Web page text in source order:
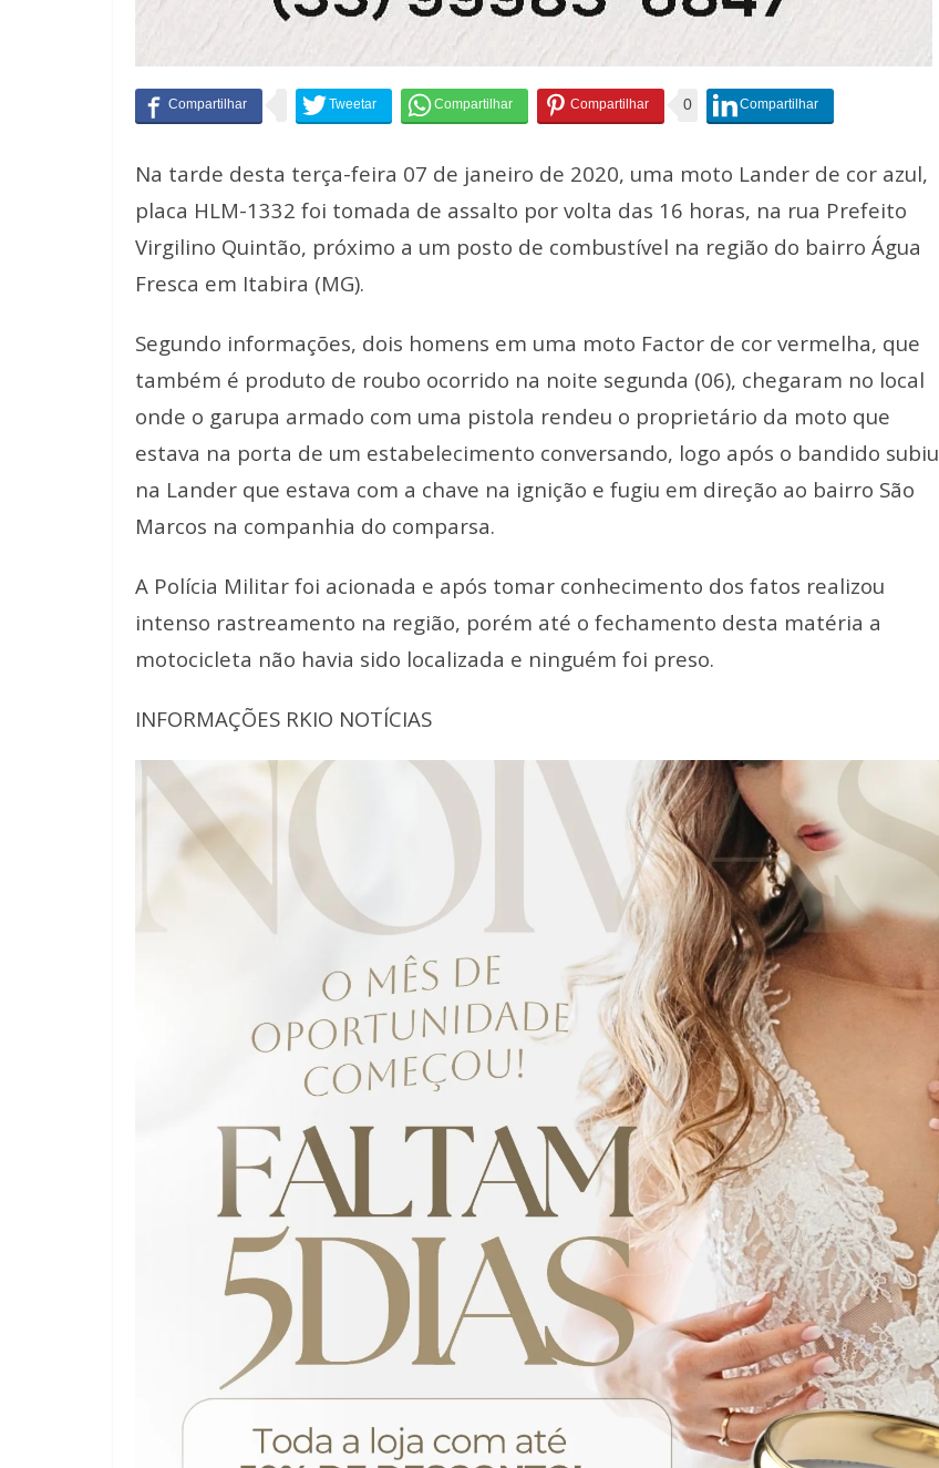
0
Na tarde desta terça-feira 07 de janeiro de 2020, uma moto Lander de cor azul,
placa HLM-1332 foi tomada de assalto por volta das 16 horas, na rua Prefeito
Virgilino Quintão, próximo a um posto de combustível na região do bairro Água
Fresca em Itabira (MG).
Segundo informações, dois homens em uma moto Factor de cor vermelha, que
também é produto de roubo ocorrido na noite segunda (06), chegaram no local
onde o garupa armado com uma pistola rendeu o proprietário da moto que
estava na porta de um estabelecimento conversando, logo após o bandido subiu
na Lander que estava com a chave na ignição e fugiu em direção ao bairro São
Marcos na companhia do comparsa.
A Polícia Militar foi acionada e após tomar conhecimento dos fatos realizou
intenso rastreamento na região, porém até o fechamento desta matéria a
motocicleta não havia sido localizada e ninguém foi preso.
INFORMAÇÕES RKIO NOTÍCIAS